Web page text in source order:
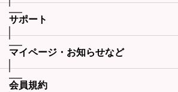
サポート
マイページ・お知らせなど
会員規約